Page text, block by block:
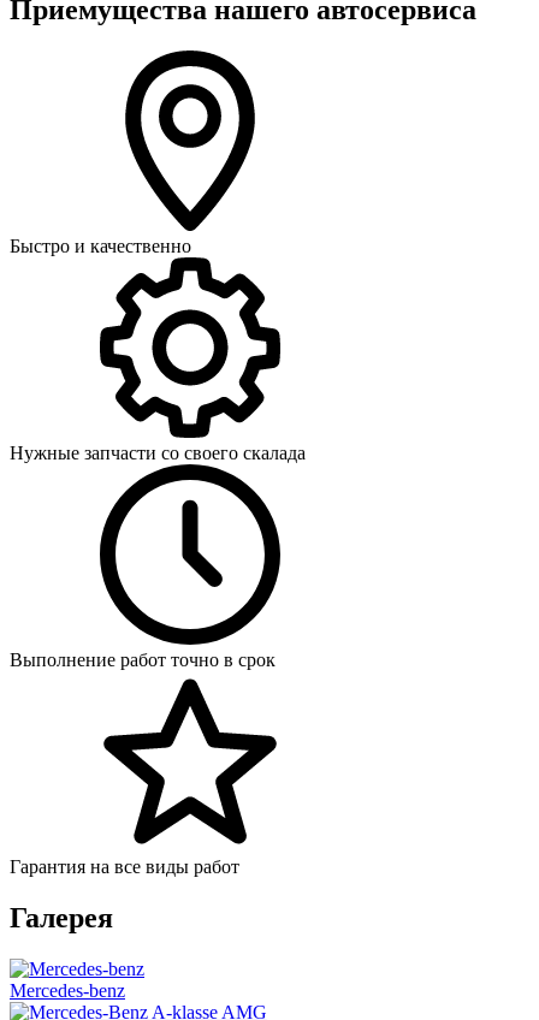
Приемущества нашего автосервиса
Быстро и качественно
Нужные запчасти со своего скалада
Выполнение работ точно в срок
Гарантия на все виды работ
Галерея
Mercedes-benz